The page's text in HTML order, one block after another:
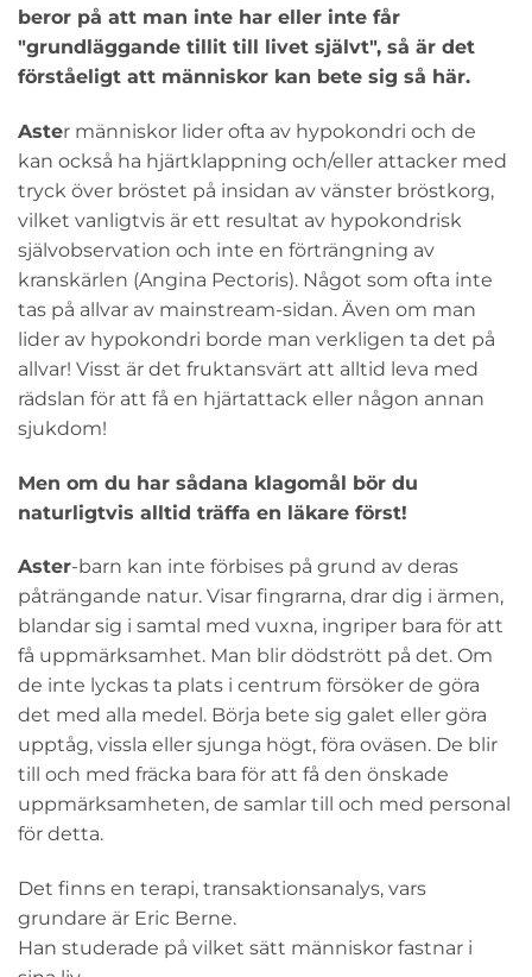
beror på att man inte har eller inte får
"grundläggande tillit till livet självt", så är det
förståeligt att människor kan bete sig så här.
Aster människor lider ofta av hypokondri och de
kan också ha hjärtklappning och/eller attacker med
tryck över bröstet på insidan av vänster bröstkorg,
vilket vanligtvis är ett resultat av hypokondrisk
självobservation och inte en förträngning av
kranskärlen (Angina Pectoris). Något som ofta inte
tas på allvar av mainstream-sidan. Även om man
lider av hypokondri borde man verkligen ta det på
allvar! Visst är det fruktansvärt att alltid leva med
rädslan för att få en hjärtattack eller någon annan
sjukdom!
Men om du har sådana klagomål bör du
naturligtvis alltid träffa en läkare först!
Aster-barn kan inte förbises på grund av deras
påträngande natur. Visar fingrarna, drar dig i ärmen,
blandar sig i samtal med vuxna, ingriper bara för att
få uppmärksamhet. Man blir dödstrött på det. Om
de inte lyckas ta plats i centrum försöker de göra
det med alla medel. Börja bete sig galet eller göra
upptåg, vissla eller sjunga högt, föra oväsen. De blir
till och med fräcka bara för att få den önskade
uppmärksamheten, de samlar till och med personal
för detta.
Det finns en terapi, transaktionsanalys, vars
grundare är Eric Berne.
Han studerade på vilket sätt människor fastnar i